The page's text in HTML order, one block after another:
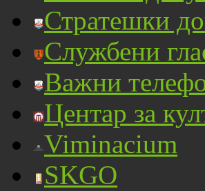
Стратешки
Службени
Важни
Центар за
Viminacium
SKGO